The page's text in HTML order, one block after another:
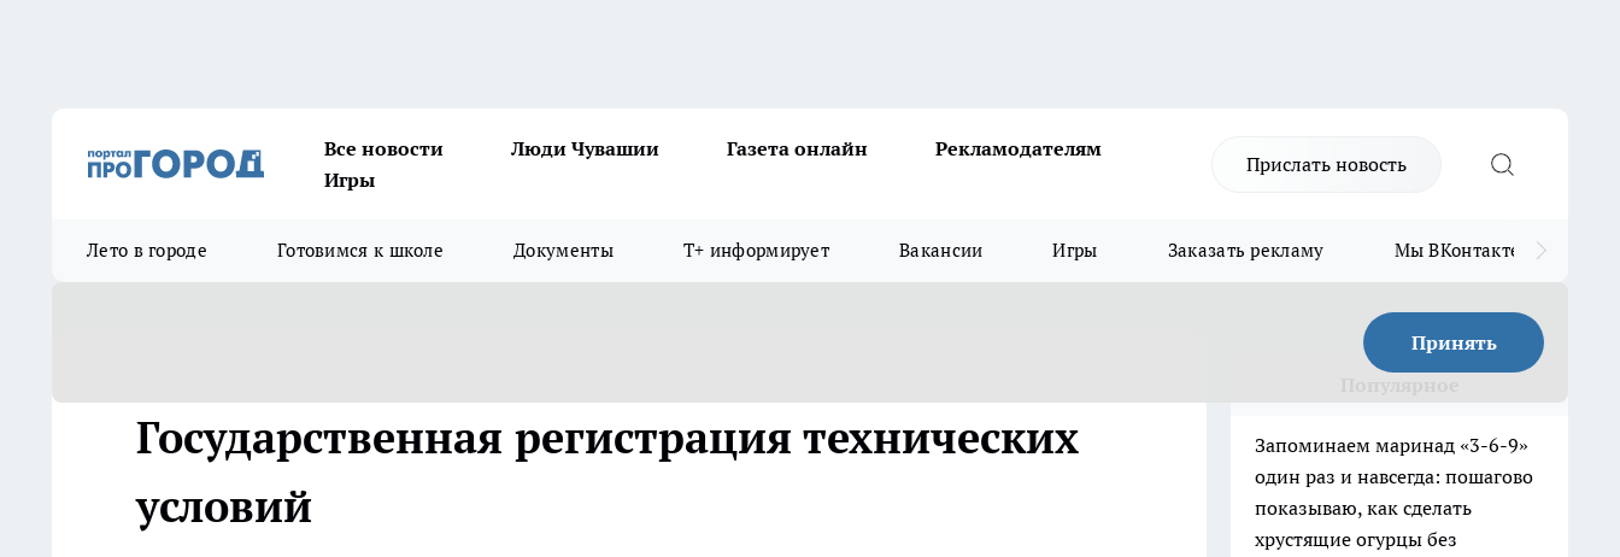
Все новости Люди Чувашии Газета онлайн
Рекламодателям
Игры
Прислать новость
Лето в городе Готовимся к школе Документы Т+ информирует Вакансии Игры Заказать рекламу Мы ВКонтакте
Принять
Государственная регистрация технических
условий
Запоминаем маринад «3-6-9»
один раз и навсегда: пошагово
показываю, как сделать
хрустящие огурцы без